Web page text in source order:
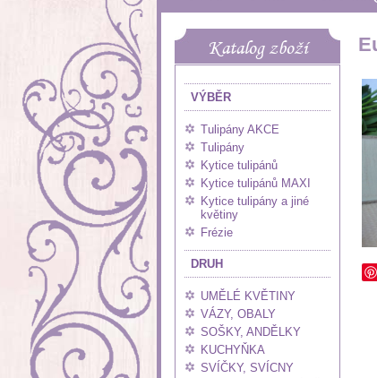
Katalog zboží
VÝBĚR
Tulipány AKCE
Tulipány
Kytice tulipánů
Kytice tulipánů MAXI
Kytice tulipány a jiné
květiny
Frézie
DRUH
UMĚLÉ KVĚTINY
VÁZY, OBALY
SOŠKY, ANDĚLKY
KUCHYŇKA
SVÍČKY, SVÍCNY